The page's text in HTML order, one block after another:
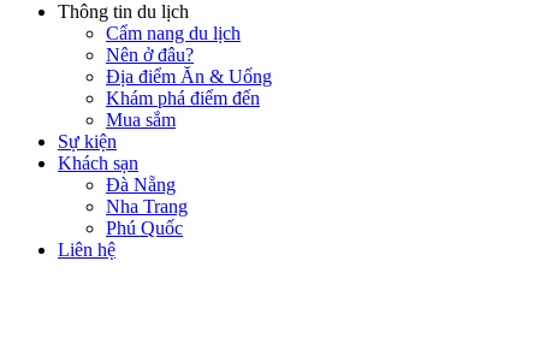
Thông tin du lịch
Cẩm nang du lịch
Nên ở đâu?
Địa điểm Ăn & Uống
Khám phá điểm đến
Mua sắm
Sự kiện
Khách sạn
Đà Nẵng
Nha Trang
Phú Quốc
Liên hệ